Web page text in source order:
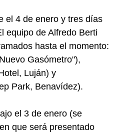
el 4 de enero y tres días
equipo de Alfredo Berti
hasta el momento:
Gasómetro"),
Luján) y
Park, Benavídez).
el 3 de enero (se
que será presentado